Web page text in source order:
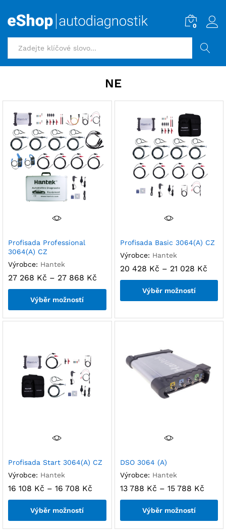
0
NE
Profisada Professional
3064(A) CZ
Výrobce: Hantek
27 268 Kč – 27 868 Kč
Výběr možností
Profisada Basic 3064(A) CZ
Výrobce: Hantek
20 428 Kč – 21 028 Kč
Výběr možností
Profisada Start 3064(A) CZ
Výrobce: Hantek
16 108 Kč – 16 708 Kč
Výběr možností
DSO 3064 (A)
Výrobce: Hantek
13 788 Kč – 15 788 Kč
Výběr možností